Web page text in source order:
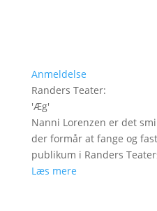
Anmeldelse
Randers Teater:
'Æg'
Nanni Lorenzen er det
der formår at fange og
publikum i Randers
Læs mere